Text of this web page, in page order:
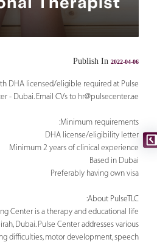
Publish In 2022-04-06
DHA licensed/eligible required at Pulse
- Dubai. Email CVs to hr@pulsecenter.ae
Minimum requirements:
DHA license/eligibility letter
Minimum 2 years of clinical experience
Based in Dubai
Preferably having own visa
About PulseTLC:
Center is a therapy and educational life
Dubai. Pulse Center addresses various
difficulties, motor development, speech